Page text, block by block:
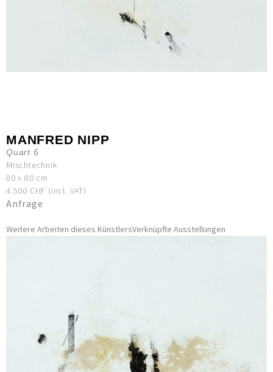
MANFRED NIPP
Quart 6
Mischtechnik
80 x 80 cm
4.500 CHF (incl. VAT)
Anfrage
Weitere Arbeiten dieses KünstlersVerknüpfte Ausstellungen